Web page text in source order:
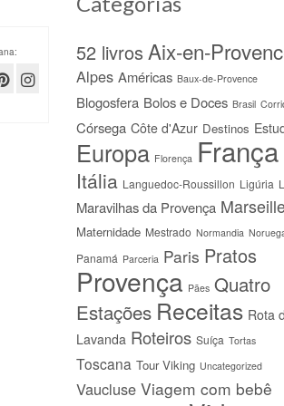
52 livros Aix-en-
Alpes Américas Baux-de-Provence
Blogosfera Bolos e Doces Brasil
Córsega Côte d'Azur Destinos
Europa Florença França
Itália Languedoc-Roussillon Ligúria
Maravilhas da Provença Marseille
Maternidade Mestrado Normandia
Panamá Parceria Paris Pratos
Provença Pães Quatro
Estações Receitas Rota
Lavanda Roteiros Suíça Tortas
Toscana Tour Viking Uncategorized
Vaucluse Viagem com bebê